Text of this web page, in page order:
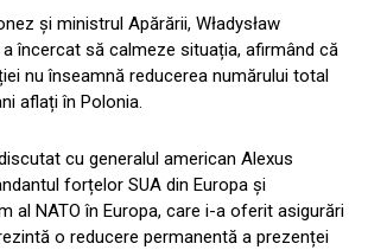
și ministrul Apărării, Władysław
încercat să calmeze situația, afirmând că
nu înseamnă reducerea numărului total
aflați în Polonia.
cu generalul american Alexus
forțelor SUA din Europa și
al NATO în Europa, care i-a oferit asigurări
o reducere permanentă a prezenței